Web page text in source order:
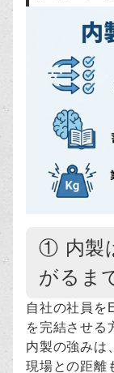
① 内製
がるま
自社の社員を
を完結させる
内製の強みは
現場との距離